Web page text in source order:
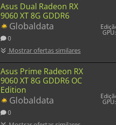
Asus Dual Radeon RX
9060 XT 8G GDDR6
Globaldata
0
Mostrar ofertas similares
Asus Prime Radeon RX
9060 XT 8G GDDR6 OC
Edition
Globaldata
0